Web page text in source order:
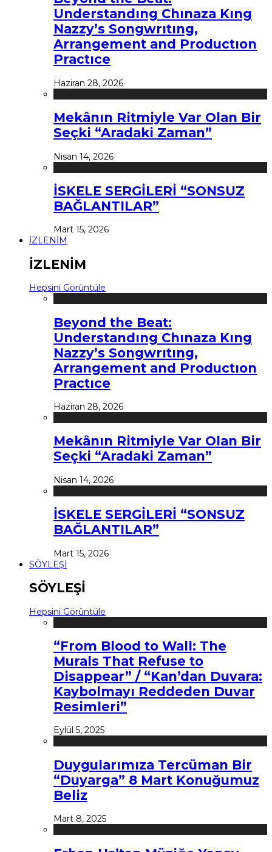
Understandıng Chınaza Kıng
Nazzy’s Songwrıtıng,
Arrangement and Productıon
Practıce
Haziran 28, 2026
Mekânın Ritmiyle Var Olan Bir
Seçki “Aradaki Zaman”
Nisan 14, 2026
İSKELE SERGİLERİ “SONSUZ
BAĞLANTILAR”
Mart 15, 2026
İZLENİM
İZLENİM
Hepsini Görüntüle
Beyond the Beat:
Understandıng Chınaza Kıng
Nazzy’s Songwrıtıng,
Arrangement and Productıon
Practıce
Haziran 28, 2026
Mekânın Ritmiyle Var Olan Bir
Seçki “Aradaki Zaman”
Nisan 14, 2026
İSKELE SERGİLERİ “SONSUZ
BAĞLANTILAR”
Mart 15, 2026
SÖYLEŞİ
SÖYLEŞİ
Hepsini Görüntüle
“From Blood to Wall: The
Murals That Refuse to
Disappear” / “Kan’dan Duvara:
Kaybolmayı Reddeden Duvar
Resimleri”
Eylül 5, 2025
Duygularımıza Tercüman Bir
“Duyarga” 8 Mart Konuğumuz
Beliz
Mart 8, 2025